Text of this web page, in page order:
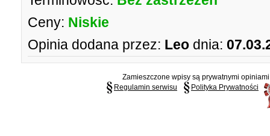
Ceny: Niskie
Opinia dodana przez: Leo dnia:
Zamieszczone wpisy są prywatnymi
Regulamin serwisu
Polityka Prywatności